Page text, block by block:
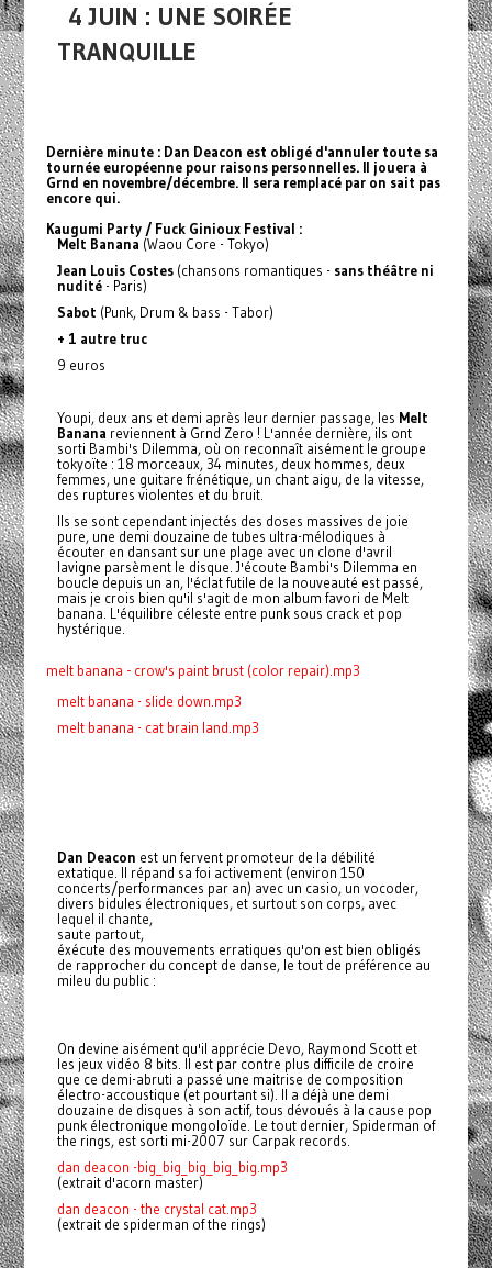
4 JUIN : UNE SOIRÉE
TRANQUILLE
Dernière minute : Dan Deacon est obligé d'annuler toute sa
tournée européenne pour raisons personnelles. Il jouera à
Grnd en novembre/décembre. Il sera remplacé par on sait pas
encore qui.
Kaugumi Party / Fuck Ginioux Festival :
Melt Banana (Waou Core - Tokyo)
Jean Louis Costes(chansons romantiques - sans théâtre ni
nudité- Paris)
Sabot (Punk, Drum & bass - Tabor)
+ 1 autre truc
9 euros
Youpi, deux ans et demi après leur dernier passage, les Melt
Banana reviennent à Grnd Zero ! L'année dernière, ils ont
sorti Bambi's Dilemma, où on reconnaît aisément le groupe
tokyoïte : 18 morceaux, 34 minutes, deux hommes, deux
femmes, une guitare frénétique, un chant aigu, de la vitesse,
des ruptures violentes et du bruit.
Ils se sont cependant injectés des doses massives de joie
pure, une demi douzaine de tubes ultra-mélodiques à
écouter en dansant sur une plage avec un clone d'avril
lavigne parsèment le disque. J'écoute Bambi's Dilemma en
boucle depuis un an, l'éclat futile de la nouveauté est passé,
mais je crois bien qu'il s'agit de mon album favori de Melt
banana. L'équilibre céleste entre punk sous crack et pop
hystérique.
melt banana - crow's paint brust (color repair).mp3
melt banana - slide down.mp3
melt banana - cat brain land.mp3
Dan Deacon est un fervent promoteur de la débilité
extatique. Il répand sa foi activement (environ 150
concerts/performances par an) avec un casio, un vocoder,
divers bidules électroniques, et surtout son corps, avec
lequel il chante,
saute partout,
éxécute des mouvements erratiques qu'on est bien obligés
de rapprocher du concept de danse, le tout de préférence au
mileu du public :
On devine aisément qu'il apprécie Devo, Raymond Scott et
les jeux vidéo 8 bits. Il est par contre plus difficile de croire
que ce demi-abruti a passé une maitrise de composition
électro-accoustique (et pourtant si). Il a déjà une demi
douzaine de disques à son actif, tous dévoués à la cause pop
punk électronique mongoloïde. Le tout dernier, Spiderman of
the rings, est sorti mi-2007 sur Carpak records.
dan deacon -big_big_big_big_big.mp3
(extrait d'acorn master)
dan deacon - the crystal cat.mp3
(extrait de spiderman of the rings)